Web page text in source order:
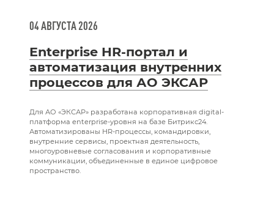
Enterprise HR-портал и
автоматизация внутренних
процессов для АО ЭКСАР
04 АВГУСТА 2026
Для АО «ЭКСАР» разработана корпоративная digital-
платформа enterprise-уровня на базе Битрикс24.
Автоматизированы HR-процессы, командировки,
внутренние сервисы, проектная деятельность,
многоуровневые согласования и корпоративные
коммуникации, объединенные в единое цифровое
пространство.